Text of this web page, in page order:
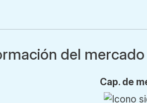
del mercado
Cap. de